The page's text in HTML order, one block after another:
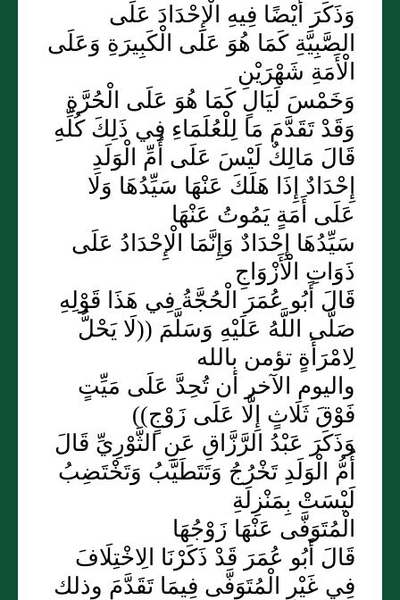
وَذَكَرَ أَيْضًا فِيهِ الْإِحْدَادَ عَلَى
الصَّبِيَّةِ كَمَا هُوَ عَلَى الْكَبِيرَةِ وَعَلَى
الْأَمَةِ شَهْرَيْنِ
وَخَمْسَ لَيَالٍ كَمَا هُوَ عَلَى الْحُرَّةِ
وَقَدْ تَقَدَّمَ مَا لِلْعُلَمَاءِ فِي ذَلِكَ كُلِّهِ
قَالَ مَالِكٌ لَيْسَ عَلَى أُمِّ الْوَلَدِ
إِحْدَادٌ إِذَا هَلَكَ عَنْهَا سَيِّدُهَا وَلَا
عَلَى أَمَةٍ يَمُوتُ عَنْهَا
سَيِّدُهَا إِحْدَادٌ وَإِنَّمَا الْإِحْدَادُ عَلَى
ذَوَاتِ الْأَزْوَاجِ
قَالَ أَبُو عُمَرَ الْحُجَّةُ فِي هَذَا قَوْلِهِ
صَلَّى اللَّهُ عَلَيْهِ وَسَلَّمَ ((لَا يَحْلُّ
لِامْرَأَةٍ تؤمن بالله
واليوم الآخر أن تُحِدَّ عَلَى مَيِّتٍ
فَوْقَ ثَلَاثٍ إِلَّا عَلَى زَوْجٍ))
وَذَكَرَ عَبْدُ الرَّزَّاقِ عَنِ الثَّوْرِيِّ قَالَ
أُمُّ الْوَلَدِ تَخْرُجُ وَتَتَطَيَّبُ وَتَخْتَضِبُ
لَيْسَتْ بِمَنْزِلَةِ
الْمُتَوَفَّى عَنْهَا زَوْجُهَا
قَالَ أَبُو عُمَرَ قَدْ ذَكَرْنَا الِاخْتِلَافَ
فِي غَيْرِ الْمُتَوَفَّى فِيمَا تَقَدَّمَ وذلك